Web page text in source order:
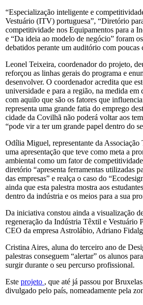
“Especialização inteligente e
Vestuário (ITV) portuguesa”, “Diretório
competitividade nos Equipamentos para a
e “Da ideia ao modelo de negócio” foram
debatidos perante um auditório com poucas
Leonel Teixeira, coordenador do projeto,
reforçou as linhas gerais do programa e
desenvolver. O coordenador acredita que
universidade e para a região, na medida em
com aquilo que são os fatores que
representa uma grande fatia do emprego
cidade da Covilhã não poderá voltar aos
“pode vir a ter um grande papel dentro do
Odília Miguel, representante da
uma apresentação que teve como meta a
ambiental como um fator de
diretório “apresenta ferramentas utilizadas
das empresas” e realça o caso do
ainda que esta palestra mostra aos
dentro da indústria e os meios para a sua
Da iniciativa constou ainda a visualização
regeneração da Indústria Têxtil e Vestuário
CEO da empresa Astrolábio, Adriano
Cristina Aires, aluna do terceiro ano de
palestras conseguem “alertar” os alunos
surgir durante o seu percurso profissional.
Este projeto , que até já passou por
divulgado pelo país, nomeadamente pela